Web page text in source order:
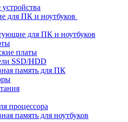
для ПК и ноутбуков
для ПК и ноутбуков
платы
SSD/HDD
память для ПК
процессора
память для ноутбуков